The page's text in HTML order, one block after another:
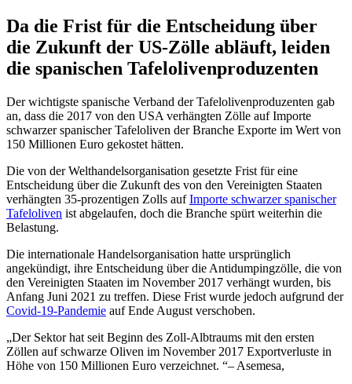
Da die Frist für die Entscheidung über
die Zukunft der US-Zölle abläuft, leiden
die spanischen Tafelolivenproduzenten
Der wichtigste spanische Verband der Tafelolivenproduzenten gab
an, dass die 2017 von den USA verhängten Zölle auf Importe
schwarzer spanischer Tafeloliven der Branche Exporte im Wert von
150 Millionen Euro gekostet hätten.
Die von der Welthandelsorganisation gesetzte Frist für eine
Entscheidung über die Zukunft des von den Vereinigten Staaten
verhängten 35-prozentigen Zolls aufImporte schwarzer spanischer
Tafeloliven ist abgelaufen, doch die Branche spürt weiterhin die
Belastung.
Die internationale Handelsorganisation hatte ursprünglich
angekündigt, ihre Entscheidung über die Antidumpingzölle, die von
den Vereinigten Staaten im November 2017 verhängt wurden, bis
Anfang Juni 2021 zu treffen. Diese Frist wurde jedoch aufgrund der
Covid-19-Pandemie auf Ende August verschoben.
Der Sektor hat seit Beginn des Zoll-Albtraums mit den ersten
Zöllen auf schwarze Oliven im November 2017 Exportverluste in
Höhe von 150 Millionen Euro verzeichnet.
– Asemesa,